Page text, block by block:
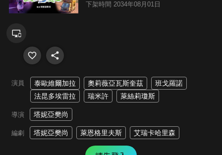
下架時間 2034年08月01日
演員 泰歐維爾加拉 奧莉薇亞瓦斯奎茲
班戈羅諾
法昆多埃雷拉
瑞米許 萊絲莉瓊斯
導演 塔妮亞樊尚
編劇 塔妮亞樊尚 萊恩格里夫斯 艾瑞卡哈里森